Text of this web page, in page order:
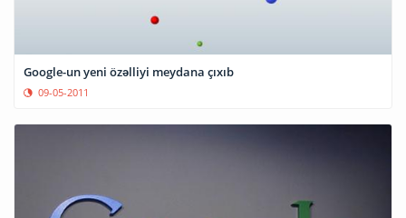
Google-un yeni özəlliyi meydana çıxıb
09-05-2011